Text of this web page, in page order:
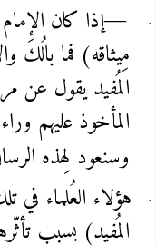
—إذا كان
مِيثاقه) فما بالُكَ
المُفيد يقول عن
المأخوذ عليهم
وسنعود لِهذه
هؤلاء العُلماء في
المُفيد) بسبب